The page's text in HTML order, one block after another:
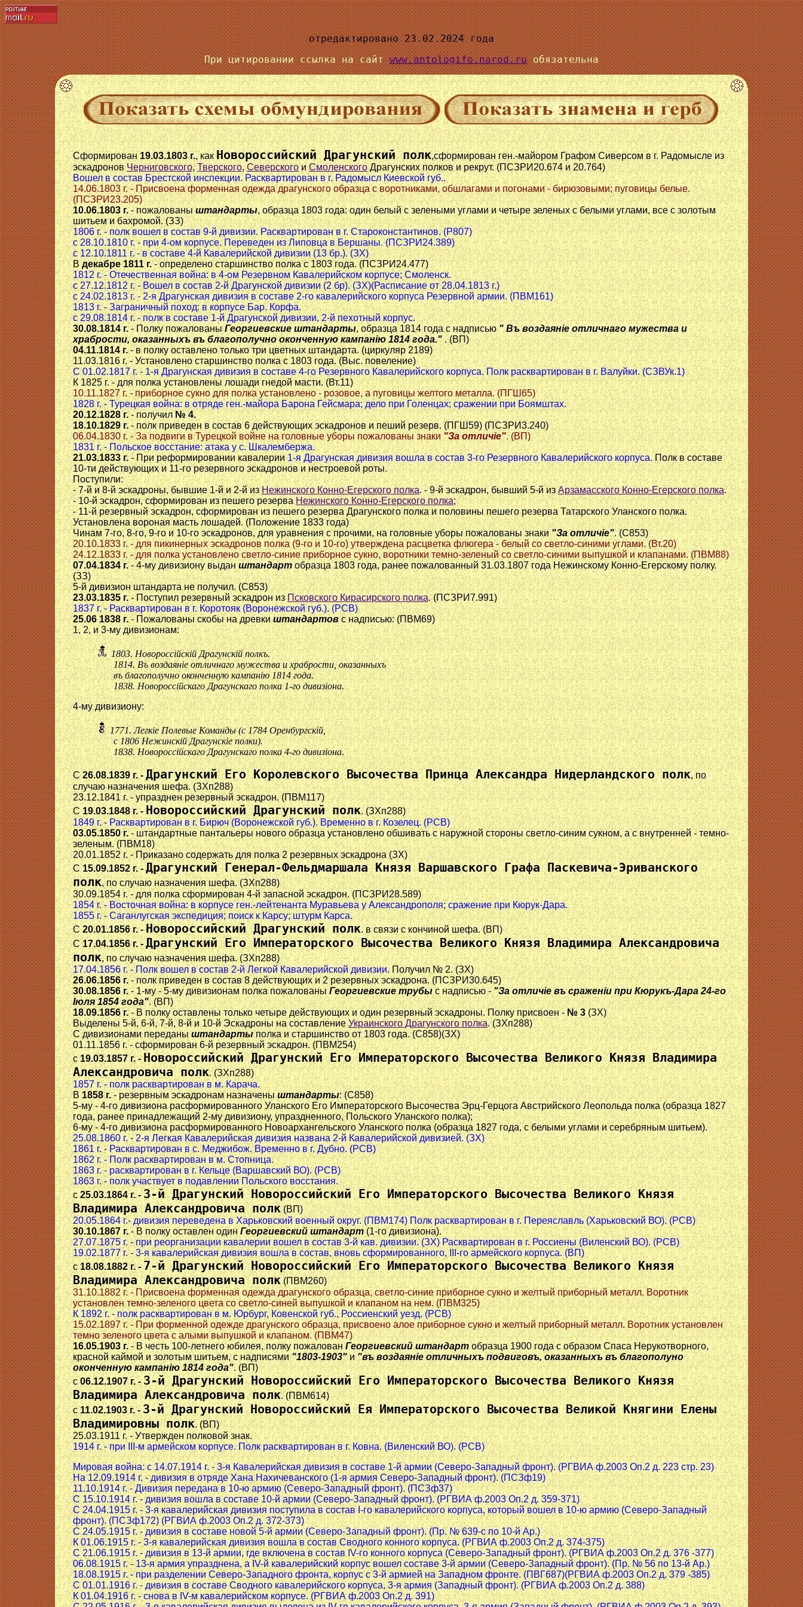
отредактировано 23.02.2024 года
При цитировании ссылка на сайтwww.antologifo.narod.ruобязательна
Сформирован19.03.1803 г., какНовороссийский Драгунский полк,сформирован ген.-майором Графом Сиверсом в г. Радомысле из
эскадроновЧерниговского,Тверского,СеверскогоиСмоленскогоДрагунских полков и рекрут. (ПСЗРИ20.674 и 20.764)
Вошел в состав Брестской инспекции. Расквартирован в г. Радомысл Киевской губ..
14.06.1803 г. - Присвоена форменная одежда драгунского образца с воротниками, обшлагами и погонами - бирюзовыми; пуговицы белые.
(ПСЗРИ23.205)
10.06.1803 г.- пожалованыштандарты, образца 1803 года: один белый с зелеными углами и четыре зеленых с белыми углами, все с золотым
шитьем и бахромой. (ЗЗ)
1806 г. - полк вошел в состав 9-й дивизии. Расквартирован в г. Староконстантинов. (Р807)
с 28.10.1810 г. - при 4-ом корпусе. Переведен из Липовца в Бершаны. (ПСЗРИ24.389)
с 12.10.1811 г. - в составе 4-й Кавалерийской дивизии (13 бр.). (ЗХ)
Вдекабре 1811 г.- определено старшинство полка с 1803 года. (ПСЗРИ24.477)
1812 г. - Отечественная война: в 4-ом Резервном Кавалерийском корпусе; Смоленск.
с 27.12.1812 г. - Вошел в состав 2-й Драгунской дивизии (2 бр). (ЗХ)(Расписание от 28.04.1813 г.)
с 24.02.1813 г. - 2-я Драгунская дивизия в составе 2-го кавалерийского корпуса Резервной армии. (ПВМ161)
1813 г. - Заграничный поход: в корпусе Бар. Корфа.
с 29.08.1814 г. - полк в составе 1-й Драгунской дивизии, 2-й пехотный корпус.
30.08.1814 г.- Полку пожалованыГеоргиевские штандарты, образца 1814 года с надписью" Въ воздаянiе отличнаго мужества и
храбрости, оказанныхъ въ благополучно оконченную кампанiю 1814 года.". (ВП)
04.11.1814 г.- в полку оставлено только три цветных штандарта. (циркуляр 2189)
11.03.1816 г. - Установлено старшинство полка с 1803 года. (Выс. повеление)
С 01.02.1817 г. - 1-я Драгунская дивизия в составе 4-го Резервного Кавалерийского корпуса. Полк расквартирован в г. Валуйки. (СЗВУк.1)
К 1825 г. - для полка установлены лошади гнедой масти. (Вт.11)
10.11.1827 г. - приборное сукно для полка установлено - розовое, а пуговицы желтого металла. (ПГШ65)
1828 г. - Турецкая война: в отряде ген.-майора Барона Гейсмара; дело при Голенцах; сражении при Боямштах.
20.12.1828 г.- получил№ 4.
18.10.1829 г.- полк приведен в состав 6 действующих эскадронов и пеший резерв. (ПГШ59) (ПСЗРИ3.240)
06.04.1830 г. - За подвиги в Турецкой войне на головные уборы пожалованы знаки"За отличiе". (ВП)
1831 г. - Польское восстание: атака у с. Шкалембержа.
21.03.1833 г.- При реформировании кавалерии1-я Драгунская дивизия вошла в состав 3-го Резервного Кавалерийского корпуса.Полк в составе
10-ти действующих и 11-го резервного эскадронов и нестроевой роты.
Поступили:
- 7-й и 8-й эскадроны, бывшие 1-й и 2-й изНежинского Конно-Егерского полка. - 9-й эскадрон, бывший 5-й изАрзамасского Конно-Егерского полка.
- 10-й эскадрон, сформирован из пешего резерваНежинского Конно-Егерского полка;
- 11-й резервный эскадрон, сформирован из пешего резерва Драгунского полка и половины пешего резерва Татарского Уланского полка.
Установлена вороная масть лошадей. (Положение 1833 года)
Чинам 7-го, 8-го, 9-го и 10-го эскадронов, для уравнения с прочими, на головные уборы пожалованы знаки"За отличiе". (С853)
20.10.1833 г. - для пикинерных эскадронов полка (9-го и 10-го) утверждена расцветка флюгера - белый со светло-синими углами. (Вт.20)
24.12.1833 г. - для полка установлено светло-синие приборное сукно, воротники темно-зеленый со светло-синими выпушкой и клапанами. (ПВМ88)
07.04.1834 г.- 4-му дивизиону выданштандартобразца 1803 года, ранее пожалованный 31.03.1807 года Нежинскому Конно-Егерскому полку.
(ЗЗ)
5-й дивизион штандарта не получил. (С853)
23.03.1835 г.- Поступил резервный эскадрон изПсковского Кирасирского полка. (ПСЗРИ7.991)
1837 г. - Расквартирован в г. Коротояк (Воронежской губ.). (РСВ)
25.06 1838 г.- Пожалованы скобы на древкиштандартовс надписью: (ПВМ69)
1, 2, и 3-му дивизионам:
1803. Новороссiйскiй Драгунскiй полкъ.
1814. Въ воздаянiе отличнаго мужества и храбрости, оказанныхъ
въ благополучно оконченную кампанiю 1814 года.
1838. Новороссiйскаго Драгунскаго полка 1-го дивизiона.
4-му дивизиону:
1771. Легкiе Полевые Команды (с 1784 Оренбургскiй,
с 1806 Нежинскiй Драгунскiе полки).
1838. Новороссiйскаго Драгунскаго полка 4-го дивизiона.
С26.08.1839 г. -Драгунский Его Королевского Высочества Принца Александра Нидерландского полк, по
случаю назначения шефа. (ЗХп288)
23.12.1841 г. - упразднен резервный эскадрон. (ПВМ117)
С19.03.1848 г. -Новороссийский Драгунский полк. (ЗХп288)
1849 г. - Расквартирован в г. Бирюч (Воронежской губ.). Временно в г. Козелец. (РСВ)
03.05.1850 г.- штандартные пантальеры нового образца установлено обшивать с наружной стороны светло-синим сукном, а с внутренней - темно-
зеленым. (ПВМ18)
20.01.1852 г. - Приказано содержать для полка 2 резервных эскадрона (ЗХ)
С15.09.1852 г. -Драгунский Генерал-Фельдмаршала Князя Варшавского Графа Паскевича-Эриванского
полк, по случаю назначения шефа. (ЗХп288)
30.09.1854 г. - для полка сформирован 4-й запасной эскадрон. (ПСЗРИ28.589)
1854 г. - Восточная война: в корпусе ген.-лейтенанта Муравьева у Александрополя; сражение при Кюрук-Дара.
1855 г. - Саганлугская экспедиция; поиск к Карсу; штурм Карса.
С20.01.1856 г. -Новороссийский Драгунский полк. в связи с кончиной шефа. (ВП)
С17.04.1856 г. -Драгунский Его Императорского Высочества Великого Князя Владимира Александровича
полк, по случаю назначения шефа. (ЗХп288)
17.04.1856 г. - Полк вошел в состав 2-й Легкой Кавалерийской дивизии.Получил № 2. (ЗХ)
26.06.1856 г.- полк приведен в состав 8 действующих и 2 резервных эскадрона. (ПСЗРИ30.645)
30.08.1856 г.- 1-му - 5-му дивизионам полка пожалованыГеоргиевские трубыс надписью -"За отличiе въ сраженiи при Кюрукъ-Дара 24-го
Iюля 1854 года". (ВП)
18.09.1856 г.- В полку оставлены только четыре действующих и один резервный эскадроны. Полку присвоен -№ 3(ЗХ)
Выделены 5-й, 6-й, 7-й, 8-й и 10-й Эскадроны на составлениеУкраинского Драгунского полка. (ЗХп288)
С дивизионами переданыштандартыполка и старшинство от 1803 года. (С858)(ЗХ)
01.11.1856 г. - сформирован 6-й резервный эскадрон. (ПВМ254)
с19.03.1857 г. -Новороссийский Драгунский Его Императорского Высочества Великого Князя Владимира
Александровича полк. (ЗХп288)
1857 г. - полк расквартирован в м. Карача.
В1858 г.- резервным эскадронам назначеныштандарты: (С858)
5-му - 4-го дивизиона расформированного Уланского Его Императорского Высочества Эрц-Герцога Австрийского Леопольда полка (образца 1827
года, ранее принадлежащий 2-му дивизиону, упраздненного, Польского Уланского полка);
6-му - 4-го дивизиона расформированного Новоархангельского Уланского полка (образца 1827 года, с белыми углами и серебряным шитьем).
25.08.1860 г. - 2-я Легкая Кавалерийская дивизия названа 2-й Кавалерийской дивизией. (ЗХ)
1861 г. - Расквартирован в с. Меджибож. Временно в г. Дубно. (РСВ)
1862 г. - Полк расквартирован в м. Стопница.
1863 г. - расквартирован в г. Кельце (Варшавский ВО). (РСВ)
1863 г. - полк участвует в подавлении Польского восстания.
с25.03.1864 г. -3-й Драгунский Новороссийский Его Императорского Высочества Великого Князя
Владимира Александровича полк(ВП)
20.05.1864 г.- дивизия переведена в Харьковский военный округ. (ПВМ174) Полк расквартирован в г. Переяславль (Харьковский ВО). (РСВ)
30.10.1867 г.- В полку оставлен одинГеоргиевский штандарт(1-го дивизиона).
27.07.1875 г. - при реорганизации кавалерии вошел в состав 3-й кав. дивизии. (ЗХ) Расквартирован в г. Россиены (Виленский ВО). (РСВ)
19.02.1877 г. - 3-я кавалерийская дивизия вошла в состав, вновь сформированного, III-го армейского корпуса. (ВП)
с18.08.1882 г. -7-й Драгунский Новороссийский Его Императорского Высочества Великого Князя
Владимира Александровича полк(ПВМ260)
31.10.1882 г. - Присвоена форменная одежда драгунского образца, светло-синие приборное сукно и желтый приборный металл. Воротник
установлен темно-зеленого цвета со светло-синей выпушкой и клапаном на нем. (ПВМ325)
К 1892 г. - полк расквартирован в м. Юрбург, Ковенской губ., Россиенский уезд. (РСВ)
15.02.1897 г. - При форменной одежде драгунского образца, присвоено алое приборное сукно и желтый приборный металл. Воротник установлен
темно зеленого цвета с алыми выпушкой и клапаном. (ПВМ47)
16.05.1903 г.- В честь 100-летнего юбилея, полку пожалованГеоргиевский штандартобразца 1900 года с образом Спаса Нерукотворного,
красной каймой и золотым шитьем, с надписями"1803-1903"и"въ воздаянiе отличныхъ подвиговъ, оказанныхъ въ благополуно
оконченную кампанiю 1814 года". (ВП)
с06.12.1907 г. -3-й Драгунский Новороссийский Его Императорского Высочества Великого Князя
Владимира Александровича полк. (ПВМ614)
с11.02.1903 г. -3-й Драгунский Новороссийский Ея Императорского Высочества Великой Княгини Елены
Владимировны полк. (ВП)
25.03.1911 г. - Утвержден полковой знак.
1914 г. - при III-м армейском корпусе. Полк расквартирован в г. Ковна. (Виленский ВО). (РСВ)
Мировая война: с 14.07.1914 г. - 3-я Кавалерийская дивизия в составе 1-й армии (Северо-Западный фронт). (РГВИА ф.2003 Оп.2 д. 223 стр. 23)
На 12.09.1914 г. - дивизия в отряде Хана Нахичеванского (1-я армия Северо-Западный фронт). (ПСЗф19)
11.10.1914 г. - Дивизия передана в 10-ю армию (Северо-Западный фронт). (ПСЗф37)
С 15.10.1914 г. - дивизия вошла в составе 10-й армии (Северо-Западный фронт). (РГВИА ф.2003 Оп.2 д. 359-371)
С 24.04.1915 г. - 3-я кавалерийская дивизия поступила в состав I-го кавалерийского корпуса, который вошел в 10-ю армию (Северо-Западный
фронт). (ПСЗф172) (РГВИА ф.2003 Оп.2 д. 372-373)
С 24.05.1915 г. - дивизия в составе новой 5-й армии (Северо-Западный фронт). (Пр. № 639-с по 10-й Ар.)
К 01.06.1915 г. - 3-я кавалерийская дивизия вошла в состав Сводного конного корпуса. (РГВИА ф.2003 Оп.2 д. 374-375)
С 21.06.1915 г. - дивизия в 13-й армии, где включена в состав IV-го конного корпуса (Северо-Западный фронт). (РГВИА ф.2003 Оп.2 д. 376 -377)
06.08.1915 г. - 13-я армия упразднена, а IV-й кавалерийский корпус вошел составе 3-й армии (Северо-Западный фронт). (Пр. № 56 по 13-й Ар.)
18.08.1915 г. - при разделении Северо-Западного фронта, корпус с 3-й армией на Западном фронте. (ПВГ687)(РГВИА ф.2003 Оп.2 д. 379 -385)
С 01.01.1916 г. - дивизия в составе Сводного кавалерийского корпуса, 3-я армия (Западный фронт). (РГВИА ф.2003 Оп.2 д. 388)
К 01.04.1916 г. - снова в IV-м кавалерийском корпусе. (РГВИА ф.2003 Оп.2 д. 391)